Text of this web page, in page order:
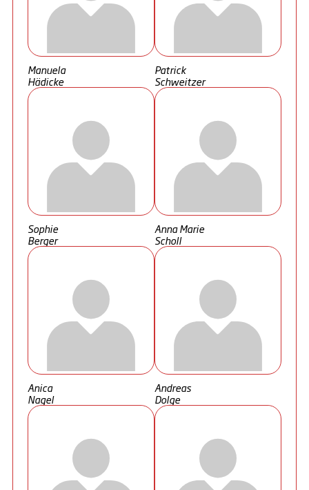
Manuela
Hädicke
Patrick
Schweitzer
Sophie
Berger
Anna Marie
Scholl
Anica
Nagel
Andreas
Dolge